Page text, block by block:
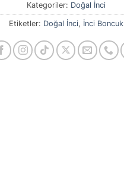
Kategoriler: Doğal İnci
Etiketler: Doğal İnci, İnci Boncuk